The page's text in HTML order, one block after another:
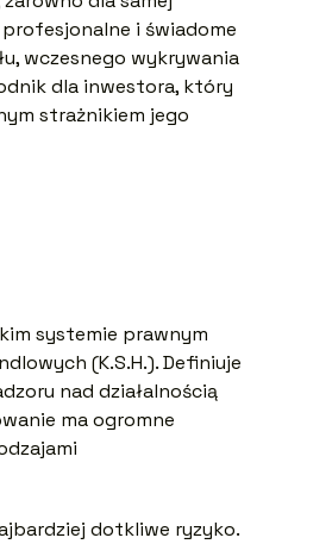
i świadome
wczesnego wykrywania
dla inwestora, który
strażnikiem jego
systemie prawnym
(K.S.H.). Definiuje
nad działalnością
ma ogromne
dotkliwe ryzyko.